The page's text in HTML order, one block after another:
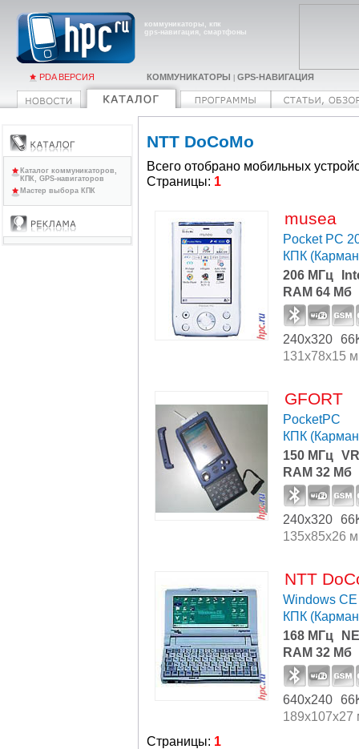
коммуникаторы, кпк
gps-навигация, смартфоны
PDA ВЕРСИЯ КОММУНИКАТОРЫ GPS-НАВИГАЦИЯ
NTT DoCoMo
Всего отобрано мобильных
Страницы: 1
musea
Pocket PC
КПК
206 МГц
RAM 64 Мб
240x320
131x78x15
GFORT
PocketPC
КПК
150 МГц
RAM 32 Мб
240x320
135x85x26
NTT
Windows
КПК
168 МГц
RAM 32 Мб
640x240
189x107x27
Страницы: 1
Каталог коммуникаторов,
КПК, GPS-навигаторов
Мастер выбора КПК